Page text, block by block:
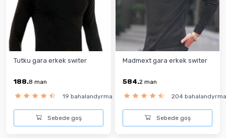
Tutku gara erkek switer
188.8 man
19 bahalandyrma
Sebede goş
Madmext gara erkek switer
584.2 man
204 bahalandyrma
Sebede goş